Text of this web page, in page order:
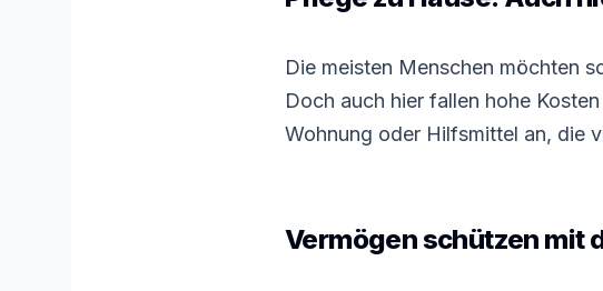
Die meisten Menschen möchten
Doch auch hier fallen hohe
Wohnung oder Hilfsmittel an, die
Vermögenschützen mit